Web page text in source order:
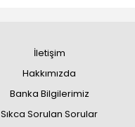
İletişim
Hakkımızda
Banka Bilgilerimiz
Sıkca Sorulan Sorular